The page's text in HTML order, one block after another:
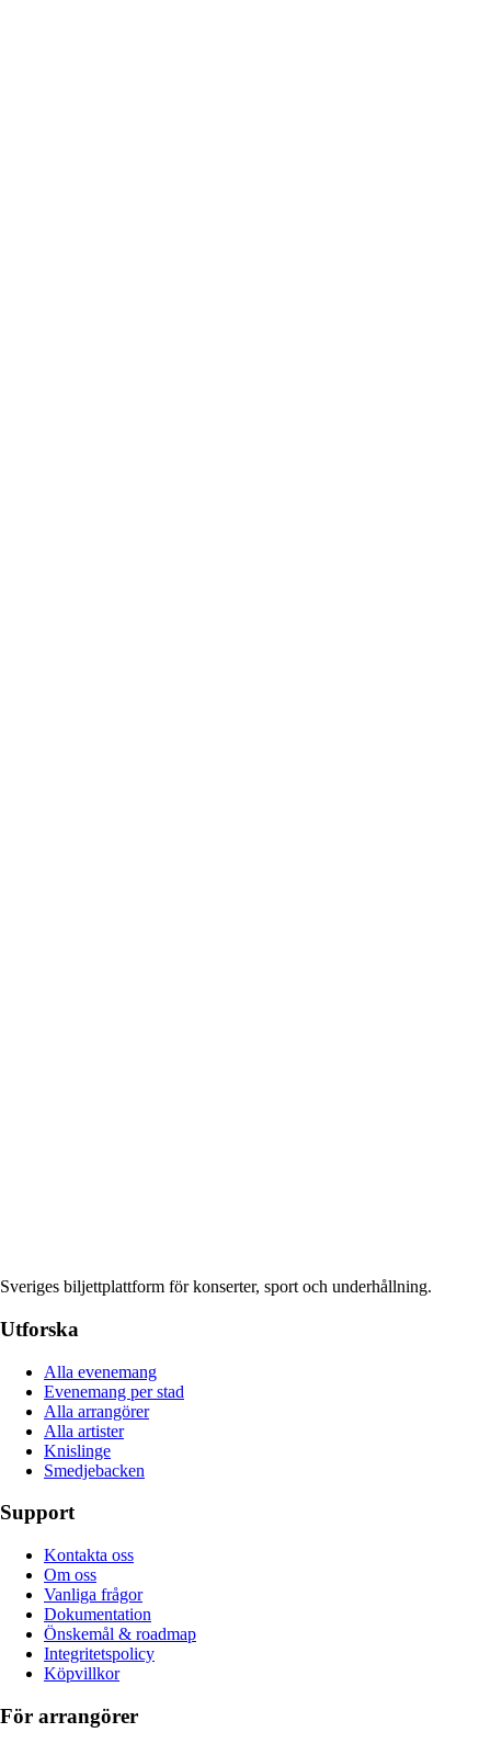
Sveriges biljettplattform för konserter, sport och underhållning.
Utforska
Alla evenemang
Evenemang per stad
Alla arrangörer
Alla artister
Knislinge
Smedjebacken
Support
Kontakta oss
Om oss
Vanliga frågor
Dokumentation
Önskemål & roadmap
Integritetspolicy
Köpvillkor
För arrangörer